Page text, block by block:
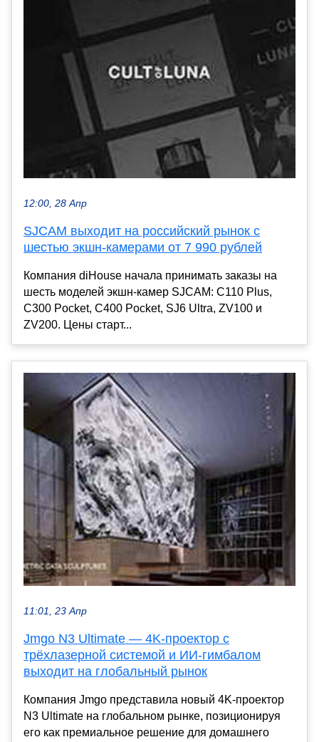
12:00, 28 Апр
SJCAM выходит на российский рынок с
шестью экшн-камерами от 7 990 рублей
Компания diHouse начала принимать заказы на
шесть моделей экшн-камер SJCAM: C110 Plus,
C300 Pocket, C400 Pocket, SJ6 Ultra, ZV100 и
ZV200. Цены старт...
11:01, 23 Апр
Jmgo N3 Ultimate — 4K-проектор с
трёхлазерной системой и ИИ-гимбалом
выходит на глобальный рынок
Компания Jmgo представила новый 4K-проектор
N3 Ultimate на глобальном рынке, позиционируя
его как премиальное решение для домашнего